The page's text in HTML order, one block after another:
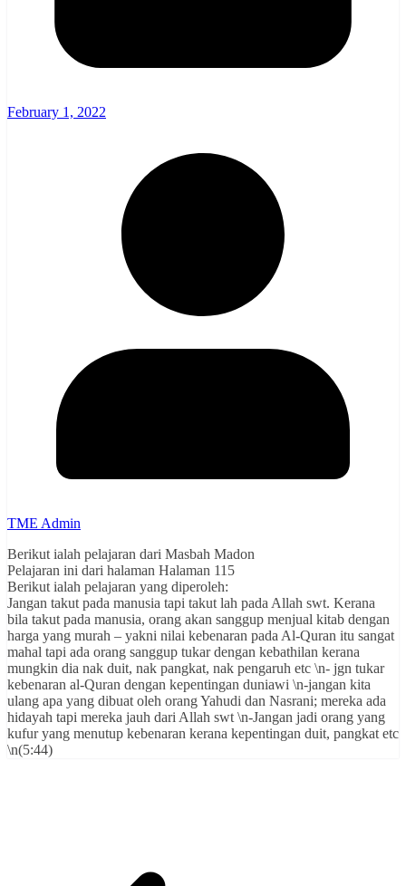
February 1, 2022
TME Admin
Berikut ialah pelajaran dari Masbah Madon
Pelajaran ini dari halaman Halaman 115
Berikut ialah pelajaran yang diperoleh:
Jangan takut pada manusia tapi takut lah pada Allah swt. Kerana
bila takut pada manusia, orang akan sanggup menjual kitab dengan
harga yang murah – yakni nilai kebenaran pada Al-Quran itu sangat
mahal tapi ada orang sanggup tukar dengan kebathilan kerana
mungkin dia nak duit, nak pangkat, nak pengaruh etc \n- jgn tukar
kebenaran al-Quran dengan kepentingan duniawi \n-jangan kita
ulang apa yang dibuat oleh orang Yahudi dan Nasrani; mereka ada
hidayah tapi mereka jauh dari Allah swt \n-Jangan jadi orang yang
kufur yang menutup kebenaran kerana kepentingan duit, pangkat etc
\n(5:44)